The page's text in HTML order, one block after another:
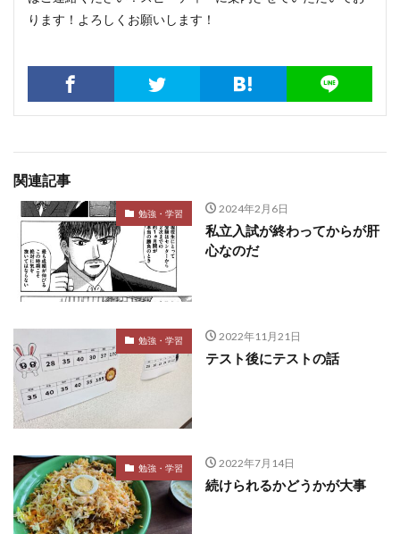
ります！よろしくお願いします！
関連記事
勉強・学習 2024年2月6日
私立入試が終わってからが肝
心なのだ
勉強・学習 2022年11月21日
テスト後にテストの話
勉強・学習 2022年7月14日
続けられるかどうかが大事